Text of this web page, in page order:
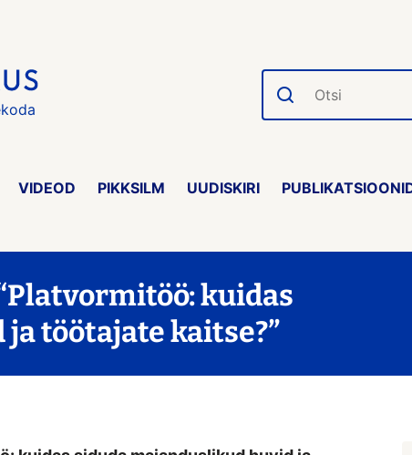
Otsi
VIDEOD PIKKSILM UUDISKIRI
kuidas
töötajate kaitse?”